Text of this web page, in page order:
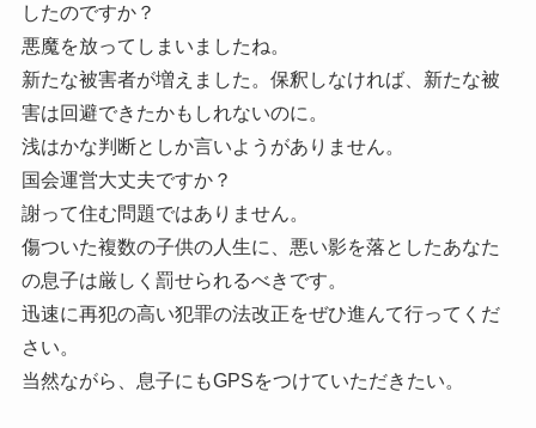
したのですか？
悪魔を放ってしまいましたね。
新たな被害者が増えました。保釈しなければ、新たな被
害は回避できたかもしれないのに。
浅はかな判断としか言いようがありません。
国会運営大丈夫ですか？
謝って住む問題ではありません。
傷ついた複数の子供の人生に、悪い影を落としたあなた
の息子は厳しく罰せられるべきです。
迅速に再犯の高い犯罪の法改正をぜひ進んて行ってくだ
さい。
当然ながら、息子にもGPSをつけていただきたい。